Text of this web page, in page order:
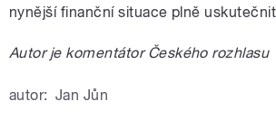
nynější finanční situace plně
Autor je komentátor Českého rozhlasu
autor: Jan Jůn